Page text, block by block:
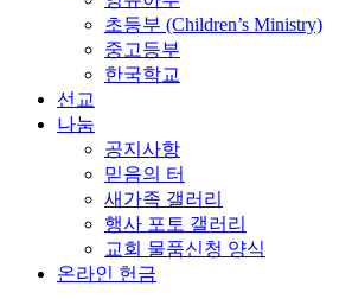
초등부 (Children’s Ministry)
중고등부
한국학교
선교
나눔
공지사항
믿음의 터
새가족 갤러리
행사 포토 갤러리
교회 물품신청 양식
온라인 헌금